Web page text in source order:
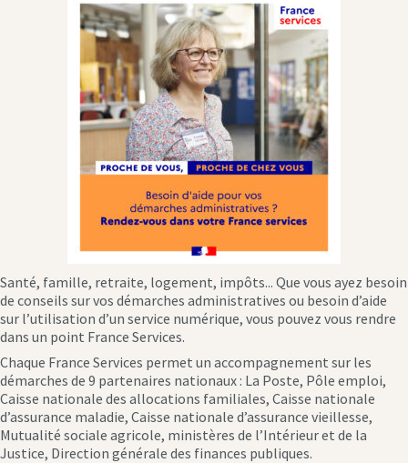
Santé, famille, retraite, logement, impôts... Que vous ayez besoin
de conseils sur vos démarches administratives ou besoin d’aide
sur l’utilisation d’un service numérique, vous pouvez vous rendre
dans un point France Services.
Chaque France Services permet un accompagnement sur les
démarches de 9 partenaires nationaux : La Poste, Pôle emploi,
Caisse nationale des allocations familiales, Caisse nationale
d’assurance maladie, Caisse nationale d’assurance vieillesse,
Mutualité sociale agricole, ministères de l’Intérieur et de la
Justice, Direction générale des finances publiques.